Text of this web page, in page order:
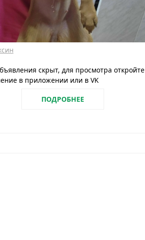
скрыт, для просмотра откройте
в приложении или в VK
ПОДРОБНЕЕ